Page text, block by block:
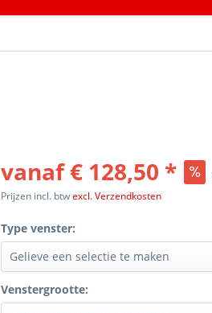
vanaf € 128,50 *
Prijzen incl. btwexcl. Verzendkosten
Type venster:
Venstergrootte: